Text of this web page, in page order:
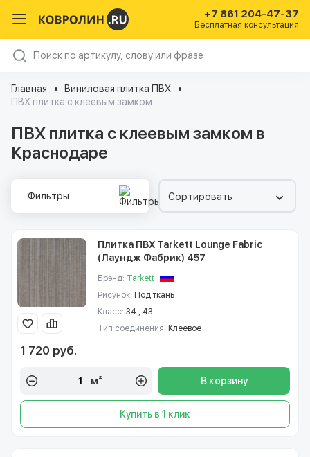
+7 861 204-47-37
Бесплатная консультация
Главная
Виниловая плитка ПВХ
ПВХ плитка с клеевым замком
ПВХ плитка с клеевым замком в
Краснодаре
Фильтры Сортировать
Плитка ПВХ Tarkett Lounge Fabric
(Лаундж Фабрик) 457
Брэнд: Tarkett
Рисунок: Под ткань
Класс: 34 , 43
Тип соединения: Клеевое
1 720 руб.
м² В корзину
Купить в 1 клик